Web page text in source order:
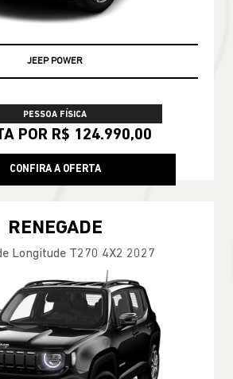
JEEP POWER
PESSOA FÍSICA
POR R$ 124.990,00
CONFIRA A OFERTA
RENEGADE
Longitude T270 4X2 2027